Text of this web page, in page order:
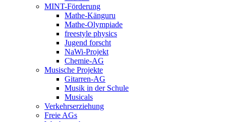
MINT-Förderung
Mathe-Känguru
Mathe-Olympiade
freestyle physics
Jugend forscht
NaWi-Projekt
Chemie-AG
Musische Projekte
Gitarren-AG
Musik in der Schule
Musicals
Verkehrserziehung
Freie AGs